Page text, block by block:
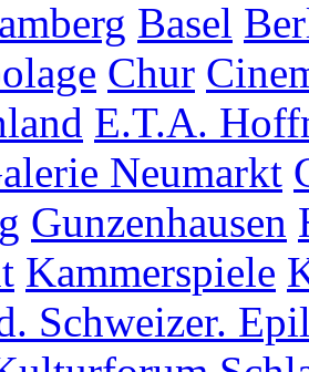
Basel
Chur
E.T.A.
Neumarkt
Gunzenhausen
Kammerspiele
Schweizer.